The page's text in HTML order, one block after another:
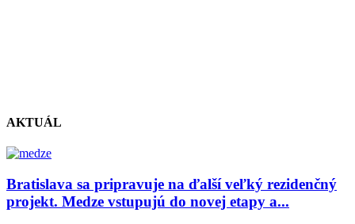
AKTUÁL
Bratislava sa pripravuje na ďalší veľký rezidenčný
projekt. Medze vstupujú do novej etapy a...